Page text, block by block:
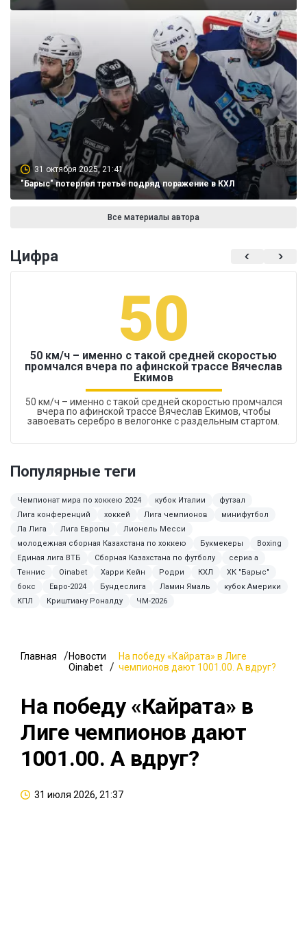
31 октября 2025, 21:41
"Барыс" потерпел третье подряд поражение в КХЛ
Все материалы автора
Цифра
50
50 км/ч – именно с такой средней скоростью
промчался вчера по афинской трассе Вячеслав
Екимов
50 км/ч – именно с такой средней скоростью промчался
вчера по афинской трассе Вячеслав Екимов, чтобы
завоевать серебро в велогонке с раздельным стартом.
Популярные теги
Чемпионат мира по хоккею 2024 кубок Италии
футзал
Лига конференций
хоккей Лига чемпионов
минифутбол
Ла Лига
Лига Европы
Лионель Месси
молодежная сборная Казахстана по хоккею
Букмекеры
Boxing
Единая лига ВТБ
Сборная Казахстана по футболу
сериа а
Теннис
Oinabet Харри Кейн Родри КХЛ
ХК "Барыс"
бокс
Евро-2024 Бундеслига Ламин Ямаль
кубок Америки
КПЛ
Криштиану Роналду ЧМ-2026
Главная
Новости
Oinabet
На победу «Кайрата» в Лиге
чемпионов дают 1001.00. А вдруг?
На победу «Кайрата» в
Лиге чемпионов дают
1001.00. А вдруг?
31 июля 2026, 21:37